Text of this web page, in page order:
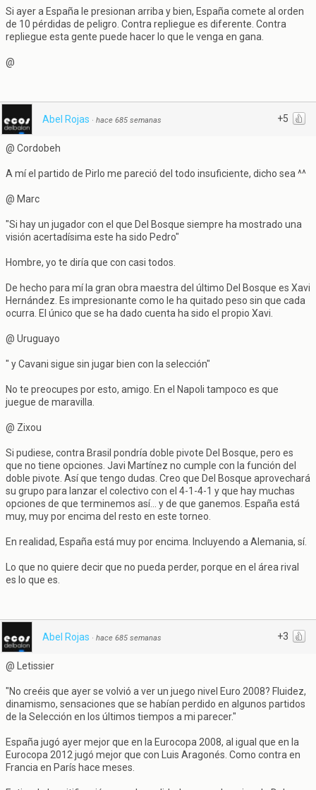
Si ayer a España le presionan arriba y bien, España comete al orden
de 10 pérdidas de peligro. Contra repliegue es diferente. Contra
repliegue esta gente puede hacer lo que le venga en gana.
@
+5
Abel Rojas · hace 685 semanas
@ Cordobeh
A mí el partido de Pirlo me pareció del todo insuficiente, dicho sea ^^
@ Marc
"Si hay un jugador con el que Del Bosque siempre ha mostrado una
visión acertadísima este ha sido Pedro"
Hombre, yo te diría que con casi todos.
De hecho para mí la gran obra maestra del último Del Bosque es Xavi
Hernández. Es impresionante como le ha quitado peso sin que cada
ocurra. El único que se ha dado cuenta ha sido el propio Xavi.
@ Uruguayo
" y Cavani sigue sin jugar bien con la selección"
No te preocupes por esto, amigo. En el Napoli tampoco es que
juegue de maravilla.
@ Zixou
Si pudiese, contra Brasil pondría doble pivote Del Bosque, pero es
que no tiene opciones. Javi Martínez no cumple con la función del
doble pivote. Así que tengo dudas. Creo que Del Bosque aprovechará
su grupo para lanzar el colectivo con el 4-1-4-1 y que hay muchas
opciones de que terminemos así... y de que ganemos. España está
muy, muy por encima del resto en este torneo.
En realidad, España está muy por encima. Incluyendo a Alemania, sí.
Lo que no quiere decir que no pueda perder, porque en el área rival
es lo que es.
+3
Abel Rojas · hace 685 semanas
@ Letissier
"No creéis que ayer se volvió a ver un juego nivel Euro 2008? Fluidez,
dinamismo, sensaciones que se habían perdido en algunos partidos
de la Selección en los últimos tiempos a mi parecer."
España jugó ayer mejor que en la Eurocopa 2008, al igual que en la
Eurocopa 2012 jugó mejor que con Luis Aragonés. Como contra en
Francia en París hace meses.